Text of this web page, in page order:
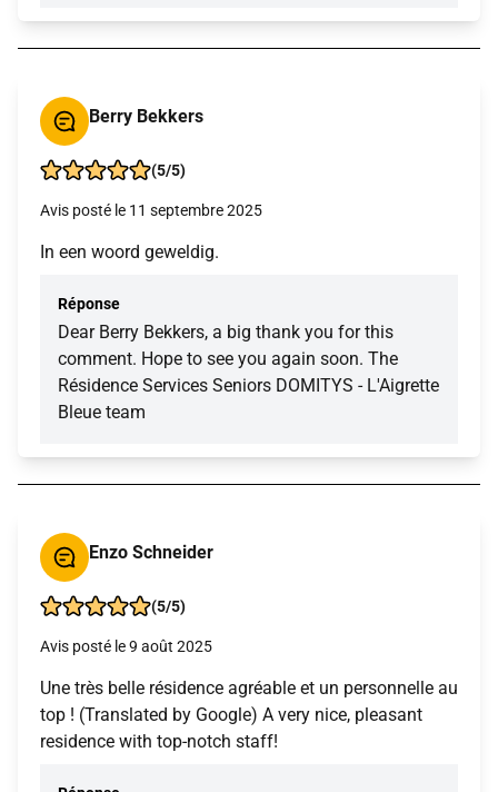
Berry Bekkers
(5/5)
Avis posté le 11 septembre 2025
In een woord geweldig.
Réponse
Dear Berry Bekkers, a big thank you for this
comment. Hope to see you again soon. The
Résidence Services Seniors DOMITYS - L'Aigrette
Bleue team
Enzo Schneider
(5/5)
Avis posté le 9 août 2025
Une très belle résidence agréable et un personnelle au
top ! (Translated by Google) A very nice, pleasant
residence with top-notch staff!